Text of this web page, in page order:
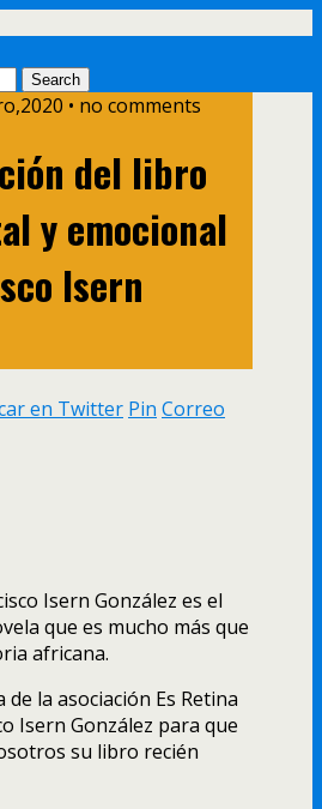
• no comments
del libro
y emocional
Isern
en Twitter Pin Correo
Isern González es el
que es mucho más que
africana.
de la asociación Es Retina
Isern González para que
su libro recién